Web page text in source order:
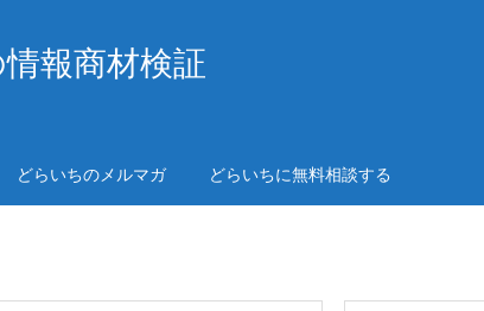
報商材検証
どらいちのメルマガ どらいちに無料相談する